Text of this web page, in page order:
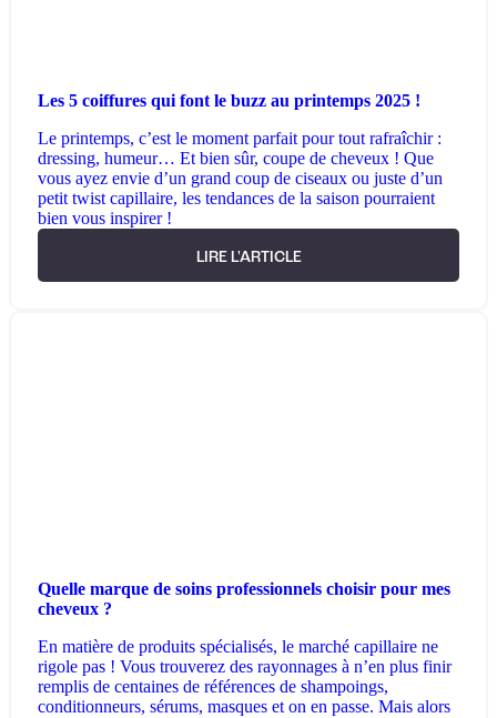
Les 5 coiffures qui font le buzz au printemps 2025 !
Le printemps, c’est le moment parfait pour tout rafraîchir :
dressing, humeur… Et bien sûr, coupe de cheveux ! Que
vous ayez envie d’un grand coup de ciseaux ou juste d’un
petit twist capillaire, les tendances de la saison pourraient
bien vous inspirer !
LIRE L'ARTICLE
Quelle marque de soins professionnels choisir pour mes
cheveux ?
En matière de produits spécialisés, le marché capillaire ne
rigole pas ! Vous trouverez des rayonnages à n’en plus finir
remplis de centaines de références de shampoings,
conditionneurs, sérums, masques et on en passe. Mais alors